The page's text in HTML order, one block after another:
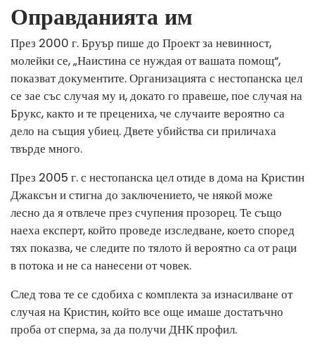
Оправданията им
През 2000 г. Бруър пише до Проект за невинност,
молейки се, „Наистина се нуждая от вашата помощ“,
показват документите. Организацията с нестопанска цел
се зае със случая му и, докато го правеше, пое случая на
Брукс, както и те прецениха, че случаите вероятно са
дело на същия убиец. Двете убийства си приличаха
твърде много.
През 2005 г. с нестопанска цел отиде в дома на Кристин
Джаксън и стигна до заключението, че някой може
лесно да я отвлече през счупения прозорец. Те също
наеха експерт, който проведе изследване, което според
тях показва, че следите по тялото й вероятно са от раци
в потока и не са нанесени от човек.
След това те се сдобиха с комплекта за изнасилване от
случая на Кристин, който все още имаше достатъчно
проба от сперма, за да получи ДНК профил.